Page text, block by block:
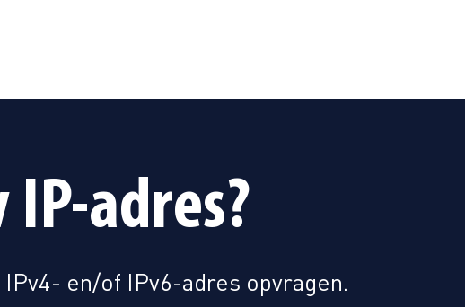
adres?
IPv4- en/of IPv6-adres opvragen.